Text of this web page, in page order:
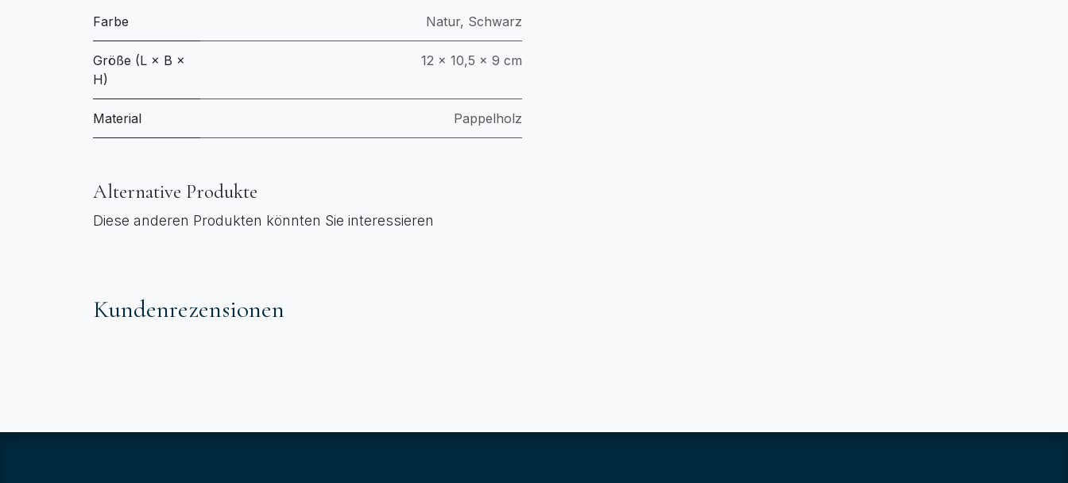
Farbe Natur, Schwarz
Größe (L × B ×
H)
12 × 10,5 × 9 cm
Material Pappelholz
Alternative Produkte
Diese anderen Produkten könnten Sie interessieren
Kundenrezensionen